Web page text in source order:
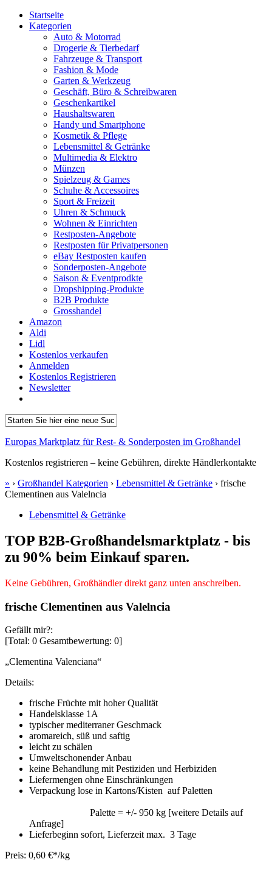
Startseite
Kategorien
Auto & Motorrad
Drogerie & Tierbedarf
Fahrzeuge & Transport
Fashion & Mode
Garten & Werkzeug
Geschäft, Büro & Schreibwaren
Geschenkartikel
Haushaltswaren
Handy und Smartphone
Kosmetik & Pflege
Lebensmittel & Getränke
Multimedia & Elektro
Münzen
Spielzeug & Games
Schuhe & Accessoires
Sport & Freizeit
Uhren & Schmuck
Wohnen & Einrichten
Restposten-Angebote
Restposten für Privatpersonen
eBay Restposten kaufen
Sonderposten-Angebote
Saison & Eventprodkte
Dropshipping-Produkte
B2B Produkte
Grosshandel
Amazon
Aldi
Lidl
Kostenlos verkaufen
Anmelden
Kostenlos Registrieren
Newsletter
Europas Marktplatz für Rest- & Sonderposten im Großhandel
Kostenlos registrieren – keine Gebühren, direkte Händlerkontakte
» › Großhandel Kategorien › Lebensmittel & Getränke › frische
Clementinen aus Valelncia
Lebensmittel & Getränke
TOP B2B-Großhandelsmarktplatz - bis
zu 90% beim Einkauf sparen.
Keine Gebühren, Großhändler direkt ganz unten anschreiben.
frische Clementinen aus Valelncia
Gefällt mir?:
[Total: 0 Gesamtbewertung: 0]
„Clementina Valenciana“
Details:
frische Früchte mit hoher Qualität
Handelsklasse 1A
typischer mediterraner Geschmack
aromareich, süß und saftig
leicht zu schälen
Umweltschonender Anbau
keine Behandlung mit Pestiziden und Herbiziden
Liefermengen ohne Einschränkungen
Verpackung lose in Kartons/Kisten auf Paletten
Palette = +/- 950 kg [weitere Details auf
Anfrage]
Lieferbeginn sofort, Lieferzeit max. 3 Tage
Preis: 0,60 €*/kg